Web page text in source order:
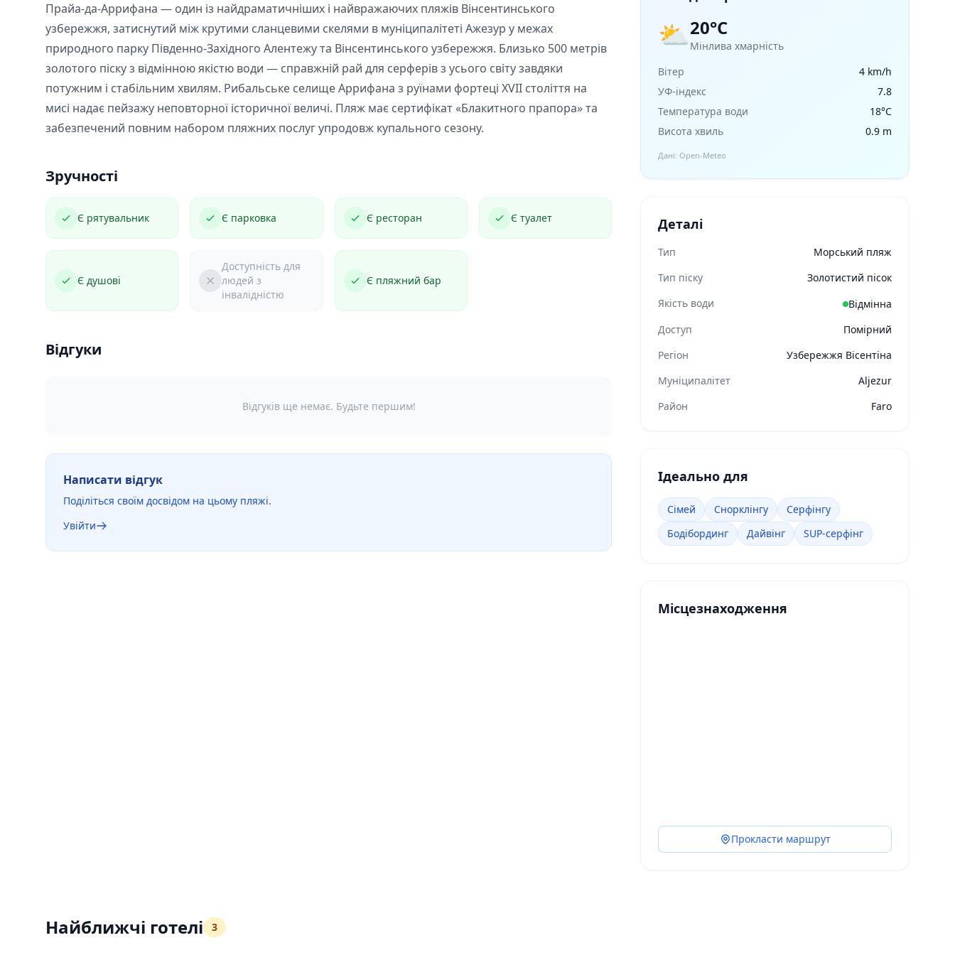
Прайа-да-Аррифана — один із найдраматичніших і найвражаючих пляжів Вінсентинського
узбережжя, затиснутий між крутими сланцевими скелями в муніципалітеті Ажезур у межах
природного парку Південно-Західного Алентежу та Вінсентинського узбережжя. Близько 500 метрів
золотого піску з відмінною якістю води — справжній рай для серферів з усього світу завдяки
потужним і стабільним хвилям. Рибальське селище Аррифана з руїнами фортеці XVII століття на
мисі надає пейзажу неповторної історичної величі. Пляж має сертифікат «Блакитного прапора» та
забезпечений повним набором пляжних послуг упродовж купального сезону.
Зручності
Є рятувальник Є парковка Є ресторан Є туалет
Є душові
Доступність для
людей з
інвалідністю
Є пляжний бар
Відгуки
Відгуків ще немає. Будьте першим!
Написати відгук
Поділіться своїм досвідом на цьому пляжі.
Увійти
⛅20°C
Мінлива хмарність
Вітер
4 km/h
УФ-індекс
7.8
Температура води
18°C
Висота хвиль
0.9 m
Дані: Open-Meteo
Деталі
Тип
Морський пляж
Тип піску
Золотистий пісок
Якість води
Відмінна
Доступ
Помірний
Регіон
Узбережжя Вісентіна
Муніципалітет
Aljezur
Район
Faro
Ідеально для
Сімей Снорклінгу
Серфінгу
Бодібординг
Дайвінг SUP-серфінг
Місцезнаходження
Прокласти маршрут
Найближчі готелі 3